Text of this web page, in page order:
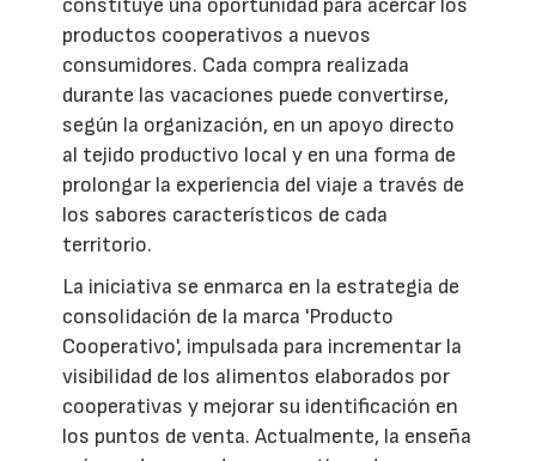
constituye una oportunidad para acercar los
productos cooperativos a nuevos
consumidores. Cada compra realizada
durante las vacaciones puede convertirse,
según la organización, en un apoyo directo
al tejido productivo local y en una forma de
prolongar la experiencia del viaje a través de
los sabores característicos de cada
territorio.
La iniciativa se enmarca en la estrategia de
consolidación de la marca 'Producto
Cooperativo', impulsada para incrementar la
visibilidad de los alimentos elaborados por
cooperativas y mejorar su identificación en
los puntos de venta. Actualmente, la enseña